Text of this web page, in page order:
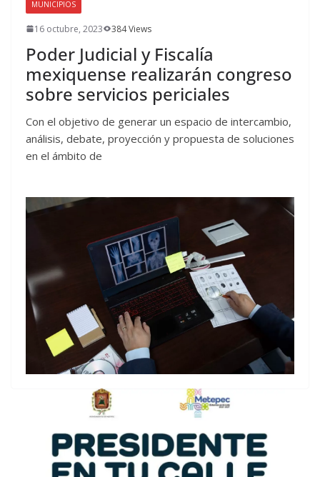
MUNICIPIOS
16 octubre, 2023 384 Views
Poder Judicial y Fiscalía
mexiquense realizarán congreso
sobre servicios periciales
Con el objetivo de generar un espacio de intercambio,
análisis, debate, proyección y propuesta de soluciones
en el ámbito de